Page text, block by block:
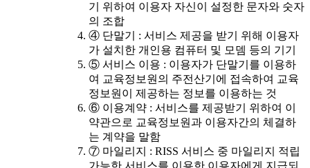
기 위하여 이용자 자신이 설정한 문자와 숫자
의 조합
④ 단말기 : 서비스 제공을 받기 위해 이용자
가 설치한 개인용 컴퓨터 및 모뎀 등의 기기
⑤ 서비스 이용 : 이용자가 단말기를 이용하
여 교육정보원의 주전산기에 접속하여 교육
정보원이 제공하는 정보를 이용하는 것
⑥ 이용계약 : 서비스를 제공받기 위하여 이
약관으로 교육정보원과 이용자간의 체결하
는 계약을 말함
⑦ 마일리지 : RISS 서비스 중 마일리지 적립